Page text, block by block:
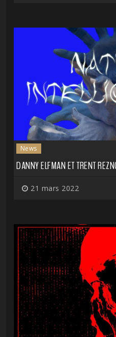
News
DANNY ELFMAN ET TRENT
21 mars 2022